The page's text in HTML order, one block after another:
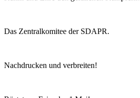
Das Zentralkomitee der SDAPR.
Nachdrucken und verbreiten!